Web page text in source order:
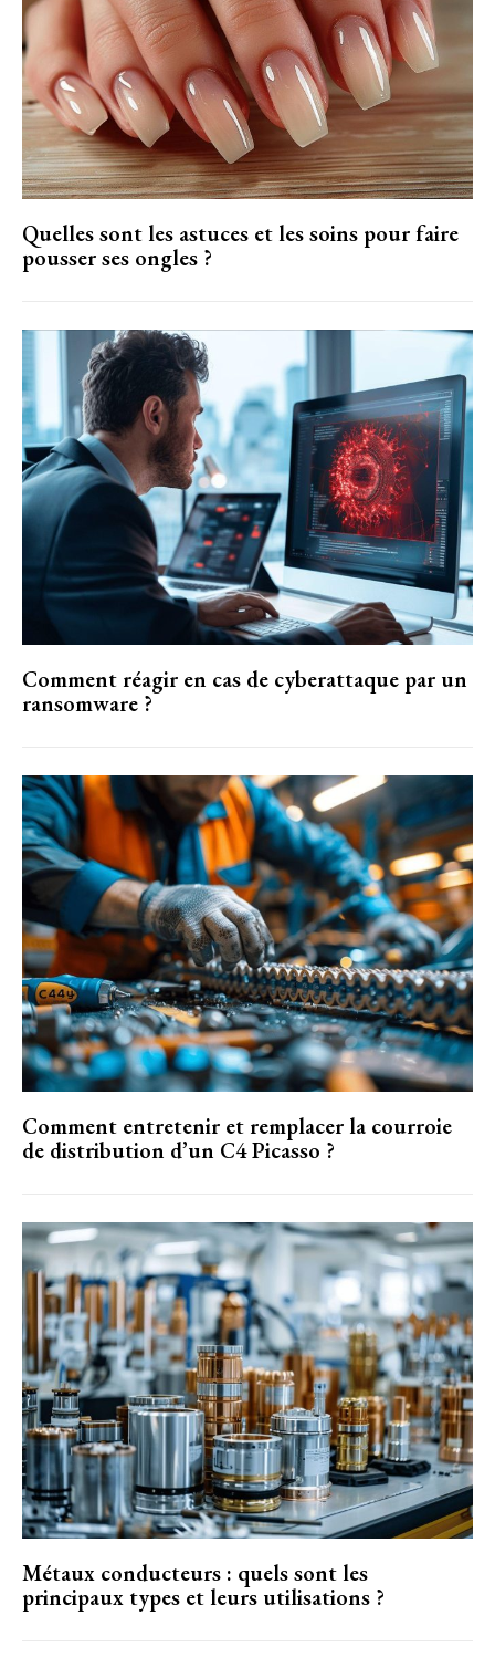
Quelles sont les astuces et les soins pour faire
pousser ses ongles ?
Comment réagir en cas de cyberattaque par un
ransomware ?
Comment entretenir et remplacer la courroie
de distribution d’un C4 Picasso ?
Métaux conducteurs : quels sont les
principaux types et leurs utilisations ?